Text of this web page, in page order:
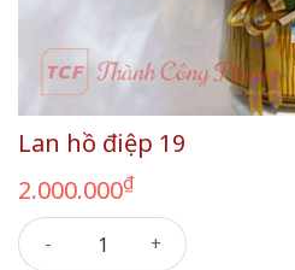
Lan hồ điệp 19
2.000.000₫
Lan hồ điệp 19 số lượng